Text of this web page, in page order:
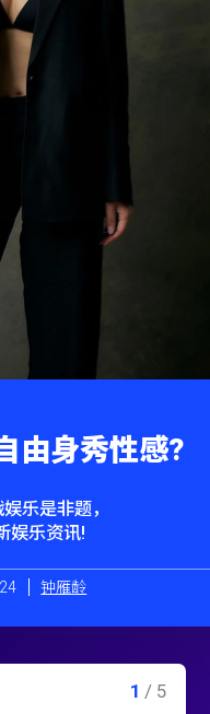
由身秀性感?
乐是非题，
娱乐资讯!
钟雁龄